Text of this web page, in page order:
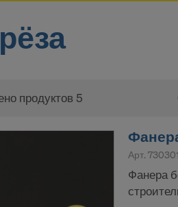
продуктов 5
Арт.
Фанера